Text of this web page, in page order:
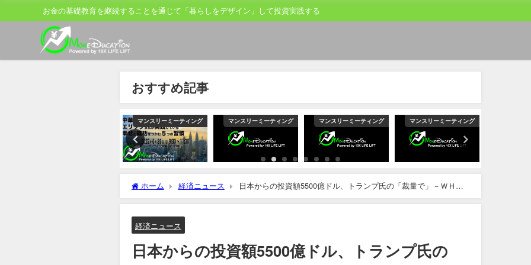
お金の基礎教育を継続することを通じて「暮らしをデザイン」して投資実践する
おすすめ記事
マンスリーミーティング マンスリーミーティング マンスリーミーティング マンスリーミーティング
ホーム 経済ニュース
日本からの投資額5500億ドル、トランプ氏の「裁量で」－ＷＨ報
道官
経済ニュース
日本からの投資額5500億ドル、トランプ氏の